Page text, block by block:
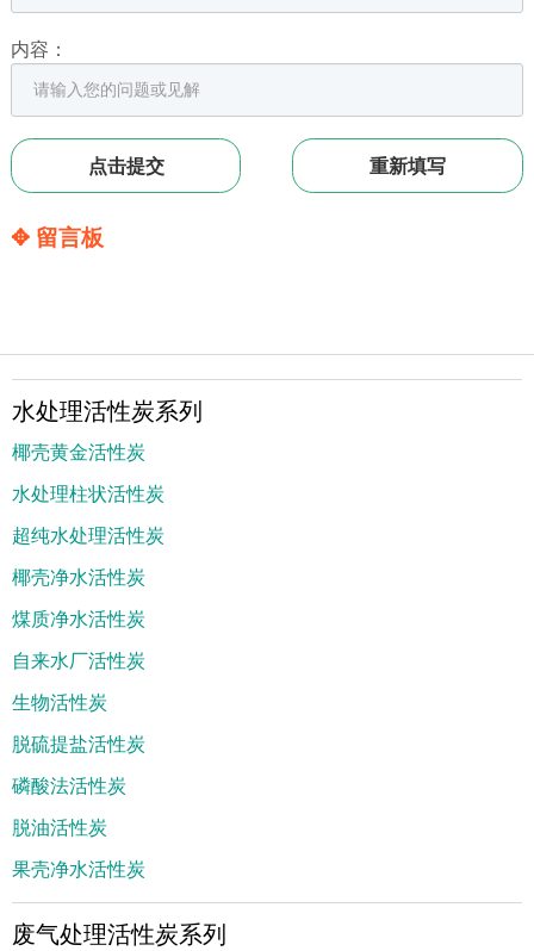
内容：
✥ 留言板
水处理活性炭系列
椰壳黄金活性炭
水处理柱状活性炭
超纯水处理活性炭
椰壳净水活性炭
煤质净水活性炭
自来水厂活性炭
生物活性炭
脱硫提盐活性炭
磷酸法活性炭
脱油活性炭
果壳净水活性炭
废气处理活性炭系列